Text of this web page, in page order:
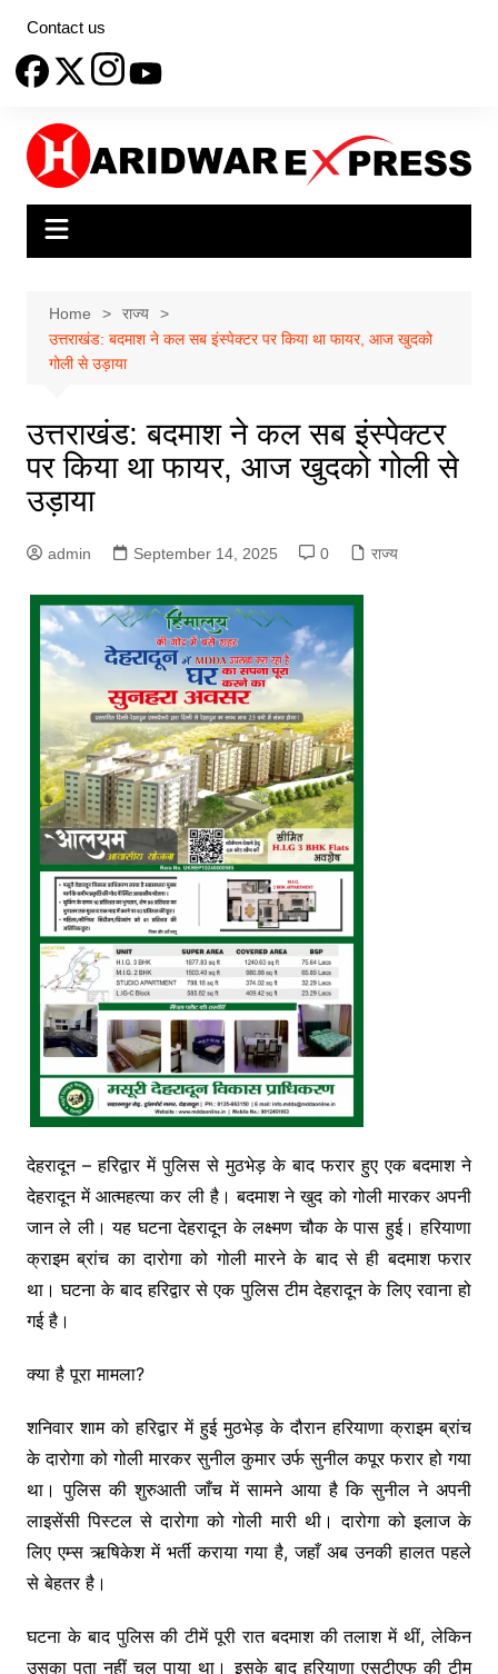
content
Contact us
Home
राज्य
उत्तराखंड: बदमाश ने कल सब इंस्पेक्टर पर किया था फायर, आज खुदको
गोली से उड़ाया
उत्तराखंड: बदमाश ने कल सब इंस्पेक्टर
पर किया था फायर, आज खुदको गोली से
उड़ाया
admin September 14, 2025 0 राज्य
देहरादून – हरिद्वार में पुलिस से मुठभेड़ के बाद फरार हुए एक बदमाश ने
देहरादून में आत्महत्या कर ली है। बदमाश ने खुद को गोली मारकर अपनी
जान ले ली। यह घटना देहरादून के लक्ष्मण चौक के पास हुई। हरियाणा
क्राइम ब्रांच का दारोगा को गोली मारने के बाद से ही बदमाश फरार
था। घटना के बाद हरिद्वार से एक पुलिस टीम देहरादून के लिए रवाना हो
गई है।
क्या है पूरा मामला?
शनिवार शाम को हरिद्वार में हुई मुठभेड़ के दौरान हरियाणा क्राइम ब्रांच
के दारोगा को गोली मारकर सुनील कुमार उर्फ सुनील कपूर फरार हो गया
था। पुलिस की शुरुआती जाँच में सामने आया है कि सुनील ने अपनी
लाइसेंसी पिस्टल से दारोगा को गोली मारी थी। दारोगा को इलाज के
लिए एम्स ऋषिकेश में भर्ती कराया गया है, जहाँ अब उनकी हालत पहले
से बेहतर है।
घटना के बाद पुलिस की टीमें पूरी रात बदमाश की तलाश में थीं, लेकिन
उसका पता नहीं चल पाया था। इसके बाद हरियाणा एसटीएफ की टीम